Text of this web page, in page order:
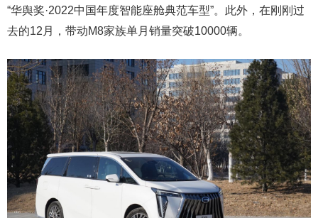
“华舆奖·2022中国年度智能座舱典范车型”。此外，在刚刚过
去的12月，带动M8家族单月销量突破10000辆。